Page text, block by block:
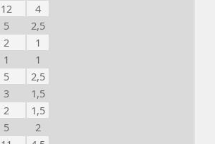
12
4
5
2,5
2
1
1
1
5
2,5
3
1,5
2
1,5
5
2